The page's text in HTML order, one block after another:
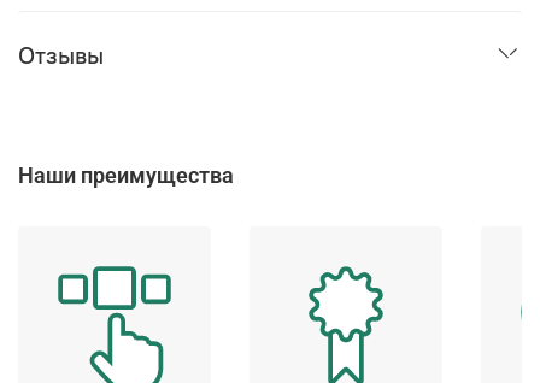
Отзывы
Наши преимущества